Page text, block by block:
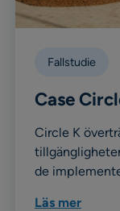
Fallstudie
Case
Circle K
de
Läs mer